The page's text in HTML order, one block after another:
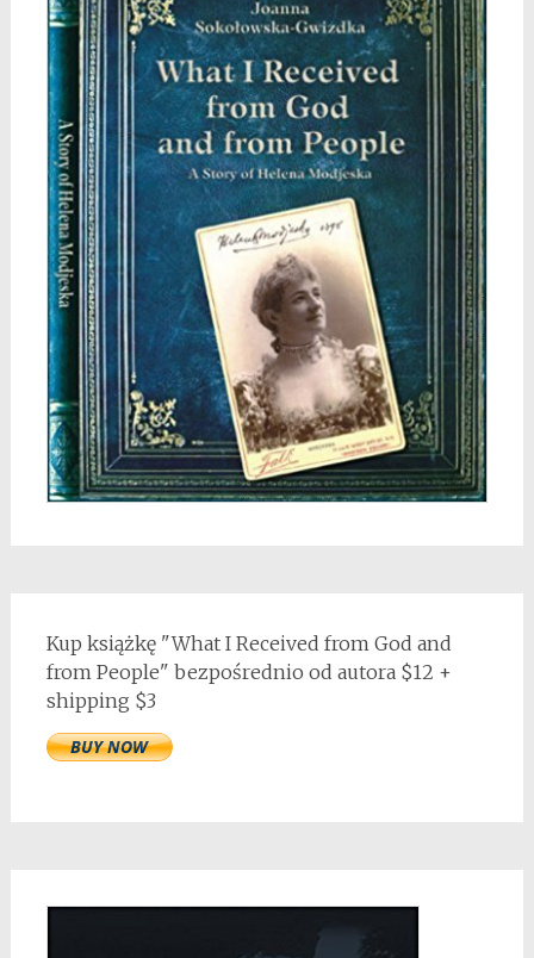
Kup książkę "What I Received from God and
from People" bezpośrednio od autora $12 +
shipping $3